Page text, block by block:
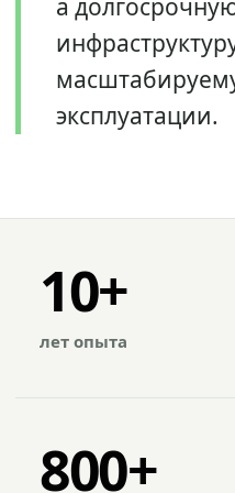
а
эксплуатации.
10+
лет опыта
800+